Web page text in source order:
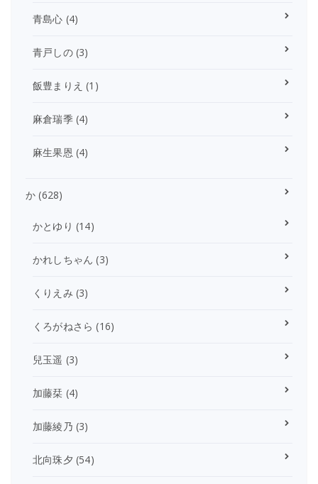
青島心 (4)
青戸しの(3)
飯豊まりえ (1)
麻倉瑞季(4)
麻生果恩 (4)
か (628)
かとゆり (14)
かれしちゃん (3)
くりえみ (3)
くろがねさら (16)
兒玉遥 (3)
加藤栞 (4)
加藤綾乃 (3)
北向珠夕 (54)